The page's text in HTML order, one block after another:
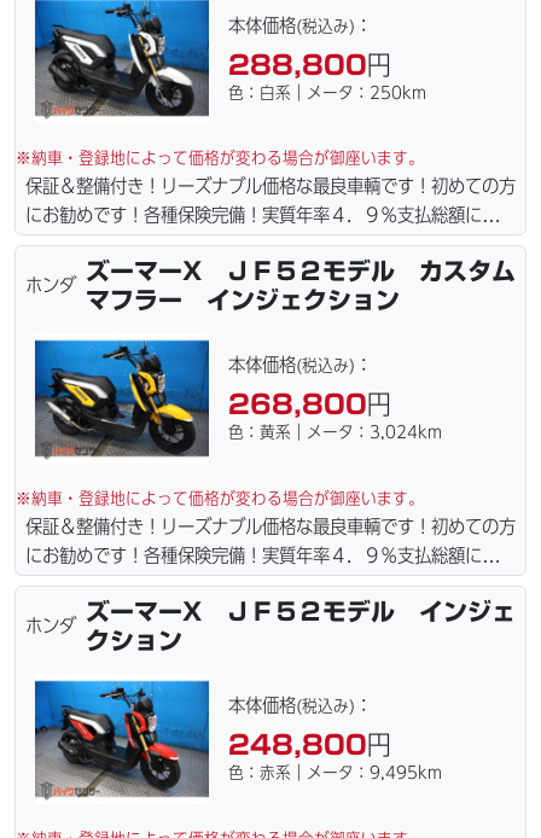
ズナブルな価格にて消耗品交換プラン１万〜ご用意しておりま
す。詳しくはお問合わせ下さい。ご契約後の取り置き＆保管無料
サービス行ってます。当社ホームページにて詳細画像見れます。
本体価格(税込み) ：
288,800円
色：白系｜メータ：250km
※納車・登録地によって価格が変わる場合が御座います。
保証＆整備付き！リーズナブル価格な最良車輌です！初めての方
にお勧めです！各種保険完備！実質年率４．９％支払総額に自賠
責保険１年含まれてます。全国どこでも１万円〜4.5万円にて配
達致します！！（離島の場合は港止めになります）ｗｅｂロー
ン・カード各種取り扱ってます。タイヤ・ブレーキパッド・ベル
ズナブルな価格にて消耗品交換プラン１万〜ご用意しておりま
す。詳しくはお問合わせ下さい。ご契約後の取り置き＆保管無料
サービス行ってます。当社ホームページにて詳細画像見れます。
ホンダ
ズーマーX ＪＦ５２モデル カスタム
マフラー インジェクション
本体価格(税込み) ：
268,800円
色：黄系｜メータ：3,024km
※納車・登録地によって価格が変わる場合が御座います。
保証＆整備付き！リーズナブル価格な最良車輌です！初めての方
にお勧めです！各種保険完備！実質年率４．９％支払総額に自賠
責保険１年含まれてます。全国どこでも１万円〜4.5万円にて配
達致します！！（離島の場合は港止めになります）ｗｅｂロー
ン・カード各種取り扱ってます。タイヤ・ブレーキパッド・ベル
ズナブルな価格にて消耗品交換プラン１万〜ご用意しておりま
す。詳しくはお問合わせ下さい。ご契約後の取り置き＆保管無料
サービス行ってます。当社ホームページにて詳細画像見れます。
ホンダ
ズーマーX ＪＦ５２モデル インジェ
クション
本体価格(税込み) ：
248,800円
色：赤系｜メータ：9,495km